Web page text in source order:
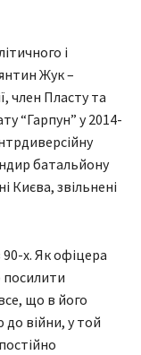
і
Жук –
член Пласту та
“Гарпун” у 2014-
батальйону
Києва, звільнені
х. Як офіцера
що в його
війни, у той